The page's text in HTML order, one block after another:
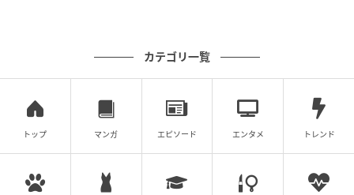
バッグのストラップやスカートに付けて楽しむボール
ポーチやボールタオル、ティーチャーム。ユニークな
ます。
カテゴリ一覧
トップ マンガ エピソード エンタメ トレンド